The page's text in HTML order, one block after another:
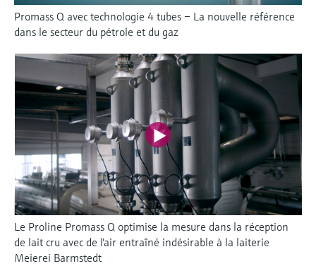
Promass Q avec technologie 4 tubes – La nouvelle référence
dans le secteur du pétrole et du gaz
Le Proline Promass Q optimise la mesure dans la réception
de lait cru avec de l'air entraîné indésirable à la laiterie
Meierei Barmstedt